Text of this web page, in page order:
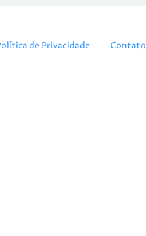
de Privacidade Contato